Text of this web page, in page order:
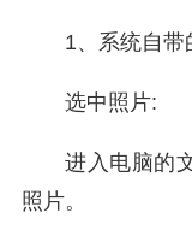
1、系统自带
选中照片:
进入电脑的
照片。